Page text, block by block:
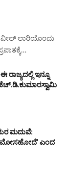
ವೀಲ್ ಲಾರಿಯೊಂದು
ರಾಜ್ಯದಲ್ಲಿ ಇನ್ನೂ
ಹೆಚ್.ಡಿ.ಕುಮಾರಸ್ವಾಮಿ
ಮದುವೆ:
ಮೋಸಹೋದೆ’ ಎಂದ